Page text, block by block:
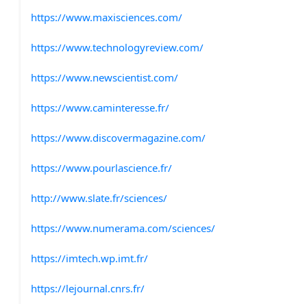
https://www.maxisciences.com/
https://www.technologyreview.com/
https://www.newscientist.com/
https://www.caminteresse.fr/
https://www.discovermagazine.com/
https://www.pourlascience.fr/
http://www.slate.fr/sciences/
https://www.numerama.com/sciences/
https://imtech.wp.imt.fr/
https://lejournal.cnrs.fr/